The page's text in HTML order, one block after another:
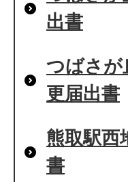
出書
つばさが
更届出書
熊取駅西
書